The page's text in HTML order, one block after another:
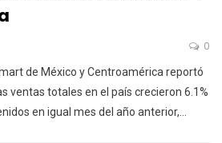
0
de México y Centroamérica reportó
ventas totales en el país crecieron 6.1%
en igual mes del año anterior,…